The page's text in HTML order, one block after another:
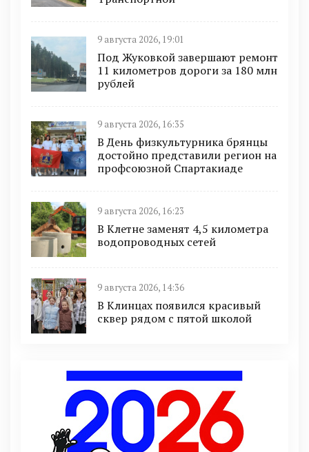
9 августа 2026, 19:01
Под Жуковкой завершают ремонт
11 километров дороги за 180 млн
рублей
9 августа 2026, 16:35
В День физкультурника брянцы
достойно представили регион на
профсоюзной Спартакиаде
9 августа 2026, 16:23
В Клетне заменят 4,5 километра
водопроводных сетей
9 августа 2026, 14:36
В Клинцах появился красивый
сквер рядом с пятой школой